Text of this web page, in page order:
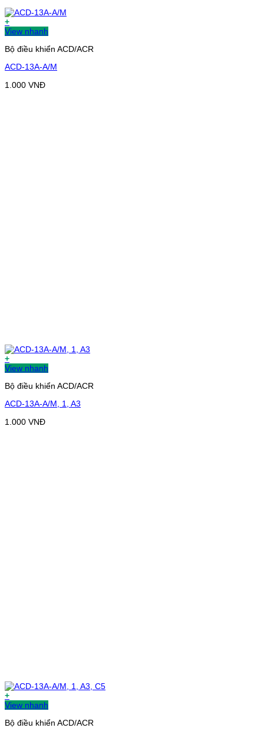
+
View nhanh
Bộ điều khiển ACD/ACR
ACD-13A-A/M
1.000 VNĐ
+
View nhanh
Bộ điều khiển ACD/ACR
ACD-13A-A/M, 1, A3
1.000 VNĐ
+
View nhanh
Bộ điều khiển ACD/ACR